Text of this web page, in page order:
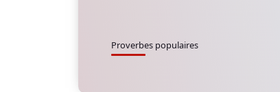
Proverbes populaires